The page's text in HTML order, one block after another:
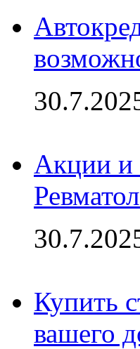
Акции и
Купить
вашего